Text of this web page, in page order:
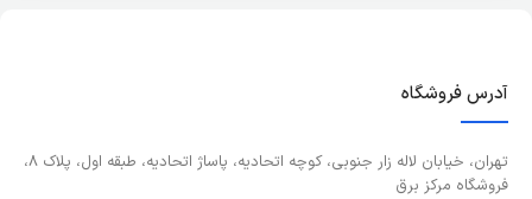
آدرس فروشگاه
تهران، خیابان لاله زار جنوبی، کوچه اتحادیه، پاساژ اتحادیه، طبقه اول، پلاک 8،
فروشگاه مرکز برق